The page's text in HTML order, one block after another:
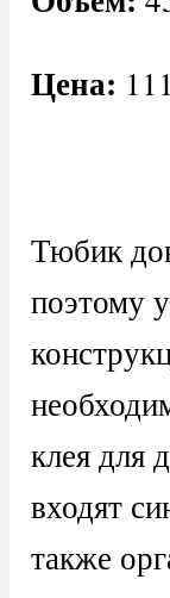
Цена:
Тюбик
поэтому
клея для
входят
также